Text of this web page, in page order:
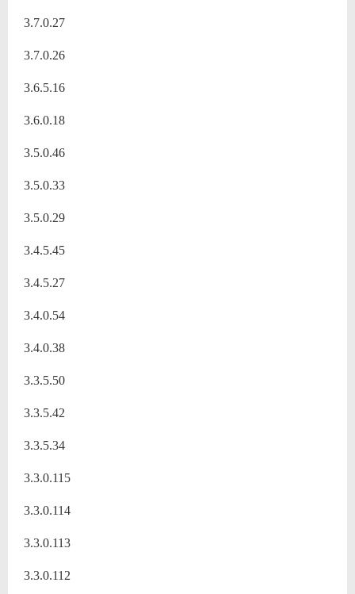
3.7.0.27
3.7.0.26
3.6.5.16
3.6.0.18
3.5.0.46
3.5.0.33
3.5.0.29
3.4.5.45
3.4.5.27
3.4.0.54
3.4.0.38
3.3.5.50
3.3.5.42
3.3.5.34
3.3.0.115
3.3.0.114
3.3.0.113
3.3.0.112